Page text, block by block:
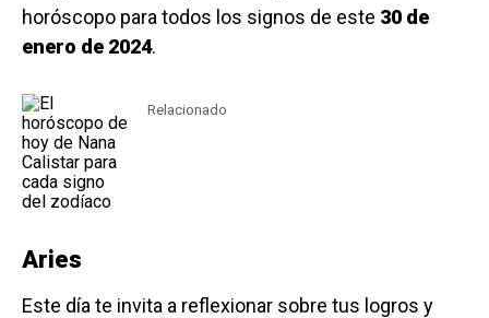
horóscopo para todos los signos de este 30 de
enero de 2024.
Relacionado
Aries
Este día te invita a reflexionar sobre tus logros y